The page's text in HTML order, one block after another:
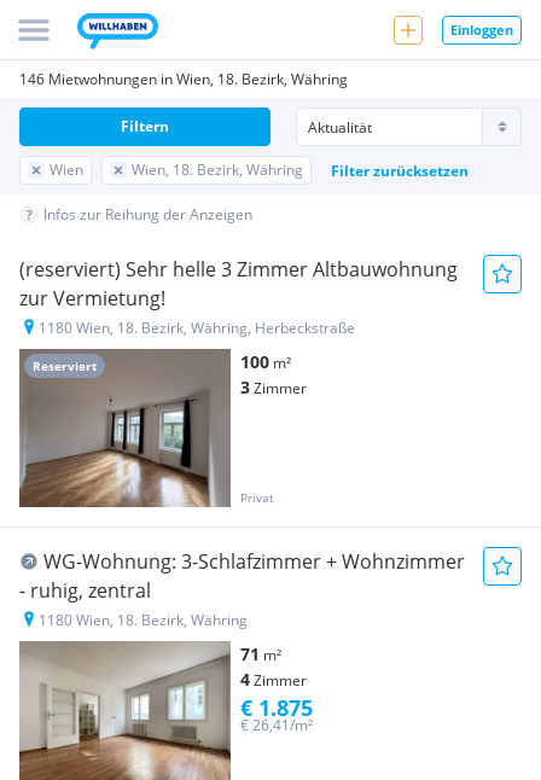
Einloggen
146 Mietwohnungen in Wien, 18. Bezirk, Währing
Wien Wien, 18. Bezirk, Währing Filter zurücksetzen
Filtern
Infos zur Reihung der Anzeigen
Reserviert
(reserviert) Sehr helle 3 Zimmer Altbauwohnung
zur Vermietung!
1180 Wien, 18. Bezirk, Währing, Herbeckstraße
100 m²
3Zimmer
Privat
WG-Wohnung: 3-Schlafzimmer + Wohnzimmer
- ruhig, zentral
1180 Wien, 18. Bezirk, Währing
71 m²
4Zimmer
€ 26,41/m²
€ 1.875